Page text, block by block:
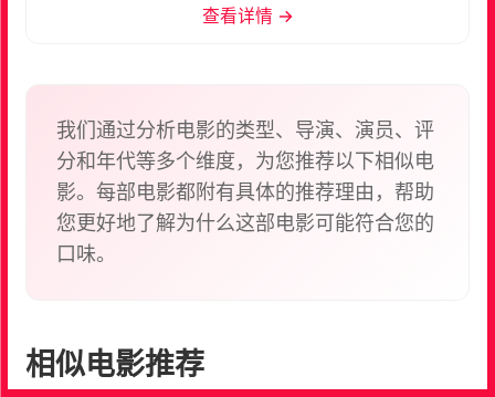
查看详情 →
我们通过分析电影的类型、导演、演员、评
分和年代等多个维度，为您推荐以下相似电
影。每部电影都附有具体的推荐理由，帮助
您更好地了解为什么这部电影可能符合您的
口味。
相似电影推荐